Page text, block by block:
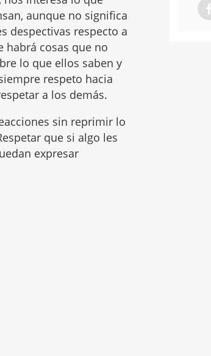
aunque no significa
despectivas respecto a
habrá cosas que no
lo que ellos saben y
respeto hacia
a los demás.
sin reprimir lo
que si algo les
expresar